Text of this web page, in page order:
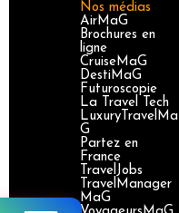
Nos médias
AirMaG
Brochures en
ligne
CruiseMaG
DestiMaG
Futuroscopie
La Travel Tech
LuxuryTravelMa
G
Partez en
France
TravelJobs
TravelManager
MaG